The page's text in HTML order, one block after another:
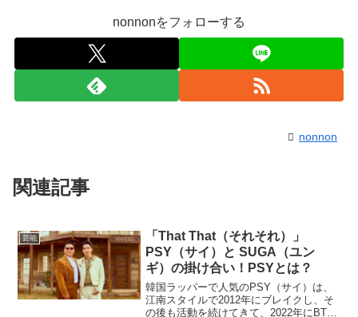
nonnonをフォローする
nonnon
関連記事
芸能
「That That（それそれ）」
PSY（サイ）と SUGA（ユン
ギ）の掛け合い！PSYとは？
韓国ラッパーで人気のPSY（サイ）は、
江南スタイルで2012年にブレイクし、そ
の後も活動を続けてきて、2022年にBTS